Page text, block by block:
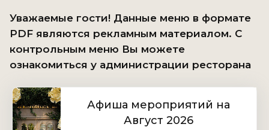
Уважаемые гости! Данные меню в формате
PDF являются рекламным материалом. С
контрольным меню Вы можете
ознакомиться у администрации ресторана
Афиша мероприятий на
Август 2026